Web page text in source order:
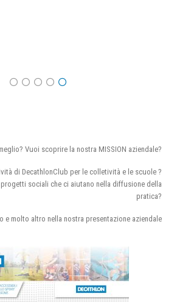
Vuoi scoprire la nostra MISSION aziendale?
di DecathlonClub per le colletività e le scuole ?
progetti sociali che ci aiutano nella diffusione della
pratica?
e molto altro nella nostra presentazione aziendale